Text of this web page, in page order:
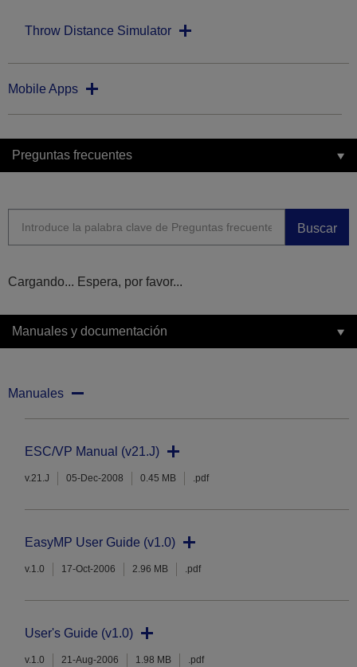
Throw Distance Simulator
Mobile Apps
Preguntas frecuentes
Buscar
Cargando... Espera, por favor...
Manuales y documentación
Manuales
ESC/VP Manual (v21.J)
v.21.J 05-Dec-2008 0.45 MB .pdf
EasyMP User Guide (v1.0)
v.1.0 17-Oct-2006 2.96 MB .pdf
User's Guide (v1.0)
v.1.0 21-Aug-2006 1.98 MB .pdf